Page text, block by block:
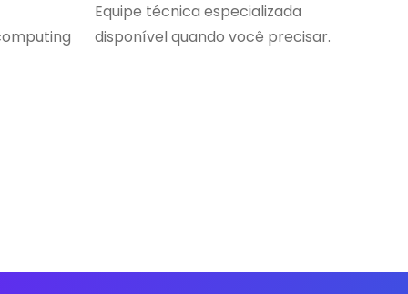
Equipe técnica especializada
disponível quando você precisar.